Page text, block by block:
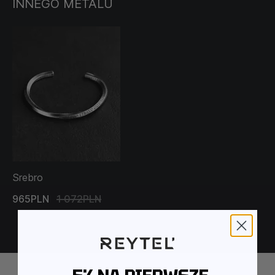
INNEGO METALU
Srebro
965PLN
1 072PLN